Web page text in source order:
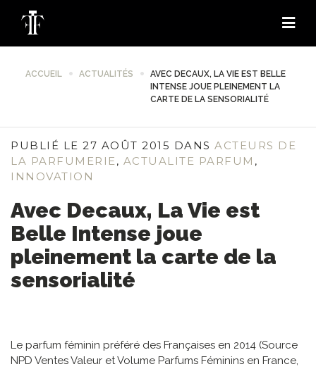
ACCUEIL ACTUALITÉS
AVEC DECAUX, LA VIE EST BELLE
INTENSE JOUE PLEINEMENT LA
CARTE DE LA SENSORIALITÉ
PUBLIÉ LE 27 AOÛT 2015 DANS ACTEURS DE
LA PARFUMERIE, ACTUALITE PARFUM ,
INNOVATION
Avec Decaux, La Vie est
Belle Intense joue
pleinement la carte de la
sensorialité
Le parfum féminin préféré des Françaises en 2014 (Source
NPD Ventes Valeur et Volume Parfums Féminins en France,